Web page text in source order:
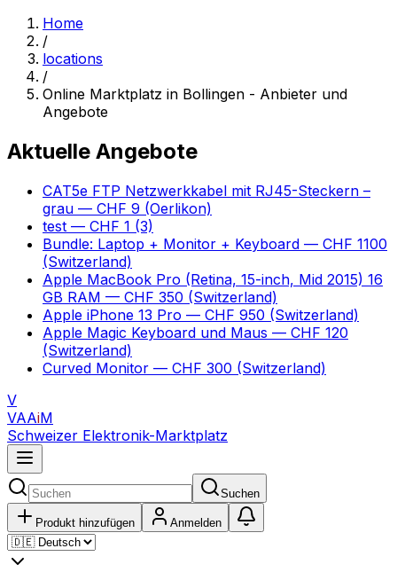
Home
/
locations
/
Online Marktplatz in Bollingen - Anbieter und
Angebote
Aktuelle Angebote
CAT5e FTP Netzwerkkabel mit RJ45-Steckern –
grau — CHF 9 (Oerlikon)
test — CHF 1 (3)
Bundle: Laptop + Monitor + Keyboard — CHF 1100
(Switzerland)
Apple MacBook Pro (Retina, 15-inch, Mid 2015) 16
GB RAM — CHF 350 (Switzerland)
Apple iPhone 13 Pro — CHF 950 (Switzerland)
Apple Magic Keyboard und Maus — CHF 120
(Switzerland)
Curved Monitor — CHF 300 (Switzerland)
V
VAAiM
Schweizer Elektronik-Marktplatz
Suchen
Produkt hinzufügen Anmelden